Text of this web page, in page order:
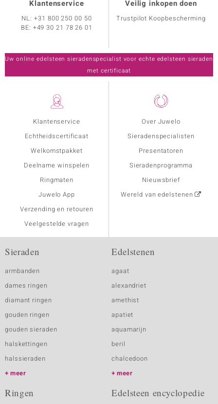
Klantenservice
Echtheidscertificaat
Welkomstpakket
Deelname winspelen
Ringmaten
Juwelo App
Verzending en retouren
Veelgestelde vragen
Over Juwelo
Sieradenspecialisten
Presentatoren
Sieradenprogramma
Nieuwsbrief
Wereld van edelstenen
Klantenservice
NL:+31 800 250 00 50
BE: +49 30 21 78 26 01
Veilig inkopen doen
Trustpilot Koopbescherming
Uw online edelsteen sieradenspecialist voor echte edelsteen sieraden
met certificaat
Sieraden
armbanden
dames ringen
diamant ringen
gouden ringen
gouden sieraden
halskettingen
halssieraden
meer
Edelstenen
agaat
alexandriet
amethist
apatiet
aquamarijn
beril
chalcedoon
meer
Ringen Edelsteen encyclopedie